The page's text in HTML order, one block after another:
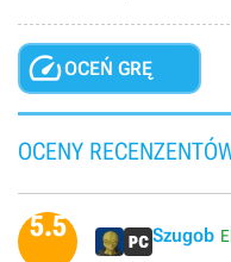
OCEŃ GRĘ
OCENY
5.5 Szugob